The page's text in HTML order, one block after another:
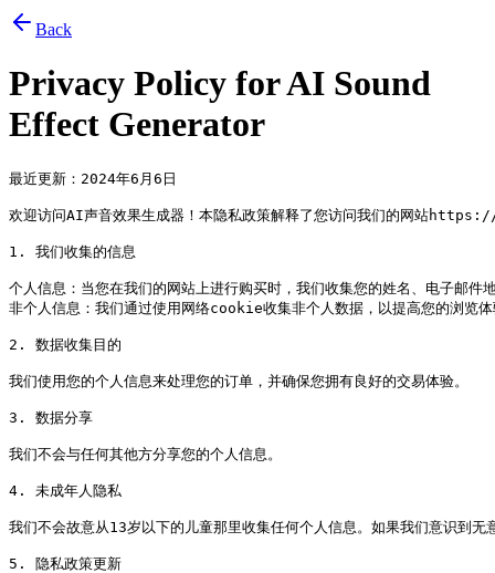
Back
Privacy Policy forAI Sound
Effect Generator
最近更新：2024年6月6日
欢迎访问AI声音效果生成器！本隐私政策解释了您访问我们的网站
1. 我们收集的信息
个人信息：当您在我们的网站上进行购买时，我们收集您的姓名、电子邮件
非个人信息：我们通过使用网络cookie收集非个人数据，以提高您的浏览
2. 数据收集目的
我们使用您的个人信息来处理您的订单，并确保您拥有良好的交易体验。
3. 数据分享
我们不会与任何其他方分享您的个人信息。
4. 未成年人隐私
我们不会故意从13岁以下的儿童那里收集任何个人信息。如果我们意识到
5. 隐私政策更新